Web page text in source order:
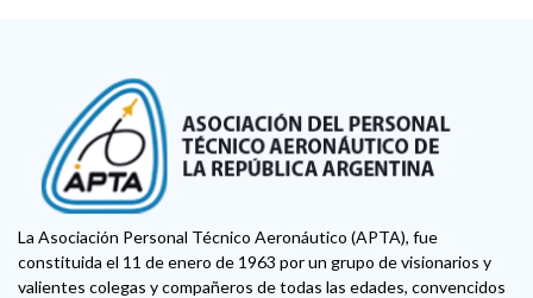
La Asociación Personal Técnico Aeronáutico (APTA), fue
constituida el 11 de enero de 1963 por un grupo de visionarios y
valientes colegas y compañeros de todas las edades, convencidos